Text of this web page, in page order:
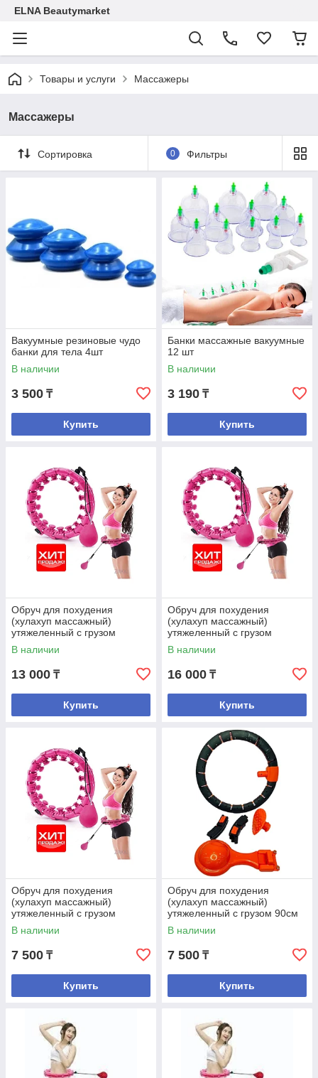
ELNA Beautymarket
Товары и услуги Массажеры
Массажеры
Сортировка 0 Фильтры
Вакуумные резиновые чудо
банки для тела 4шт
В наличии
3 500 ₸
Купить
Банки массажные вакуумные
12 шт
В наличии
3 190 ₸
Купить
Обруч для похудения
(хулахуп массажный)
утяжеленный с грузом
18секций 103см
В наличии
13 000 ₸
Купить
Обруч для похудения
(хулахуп массажный)
утяжеленный с грузом
21секций 115см
В наличии
16 000 ₸
Купить
Обруч для похудения
(хулахуп массажный)
утяжеленный с грузом
24секций 127см
В наличии
7 500 ₸
Купить
Обруч для похудения
(хулахуп массажный)
утяжеленный с грузом 90см
В наличии
7 500 ₸
Купить